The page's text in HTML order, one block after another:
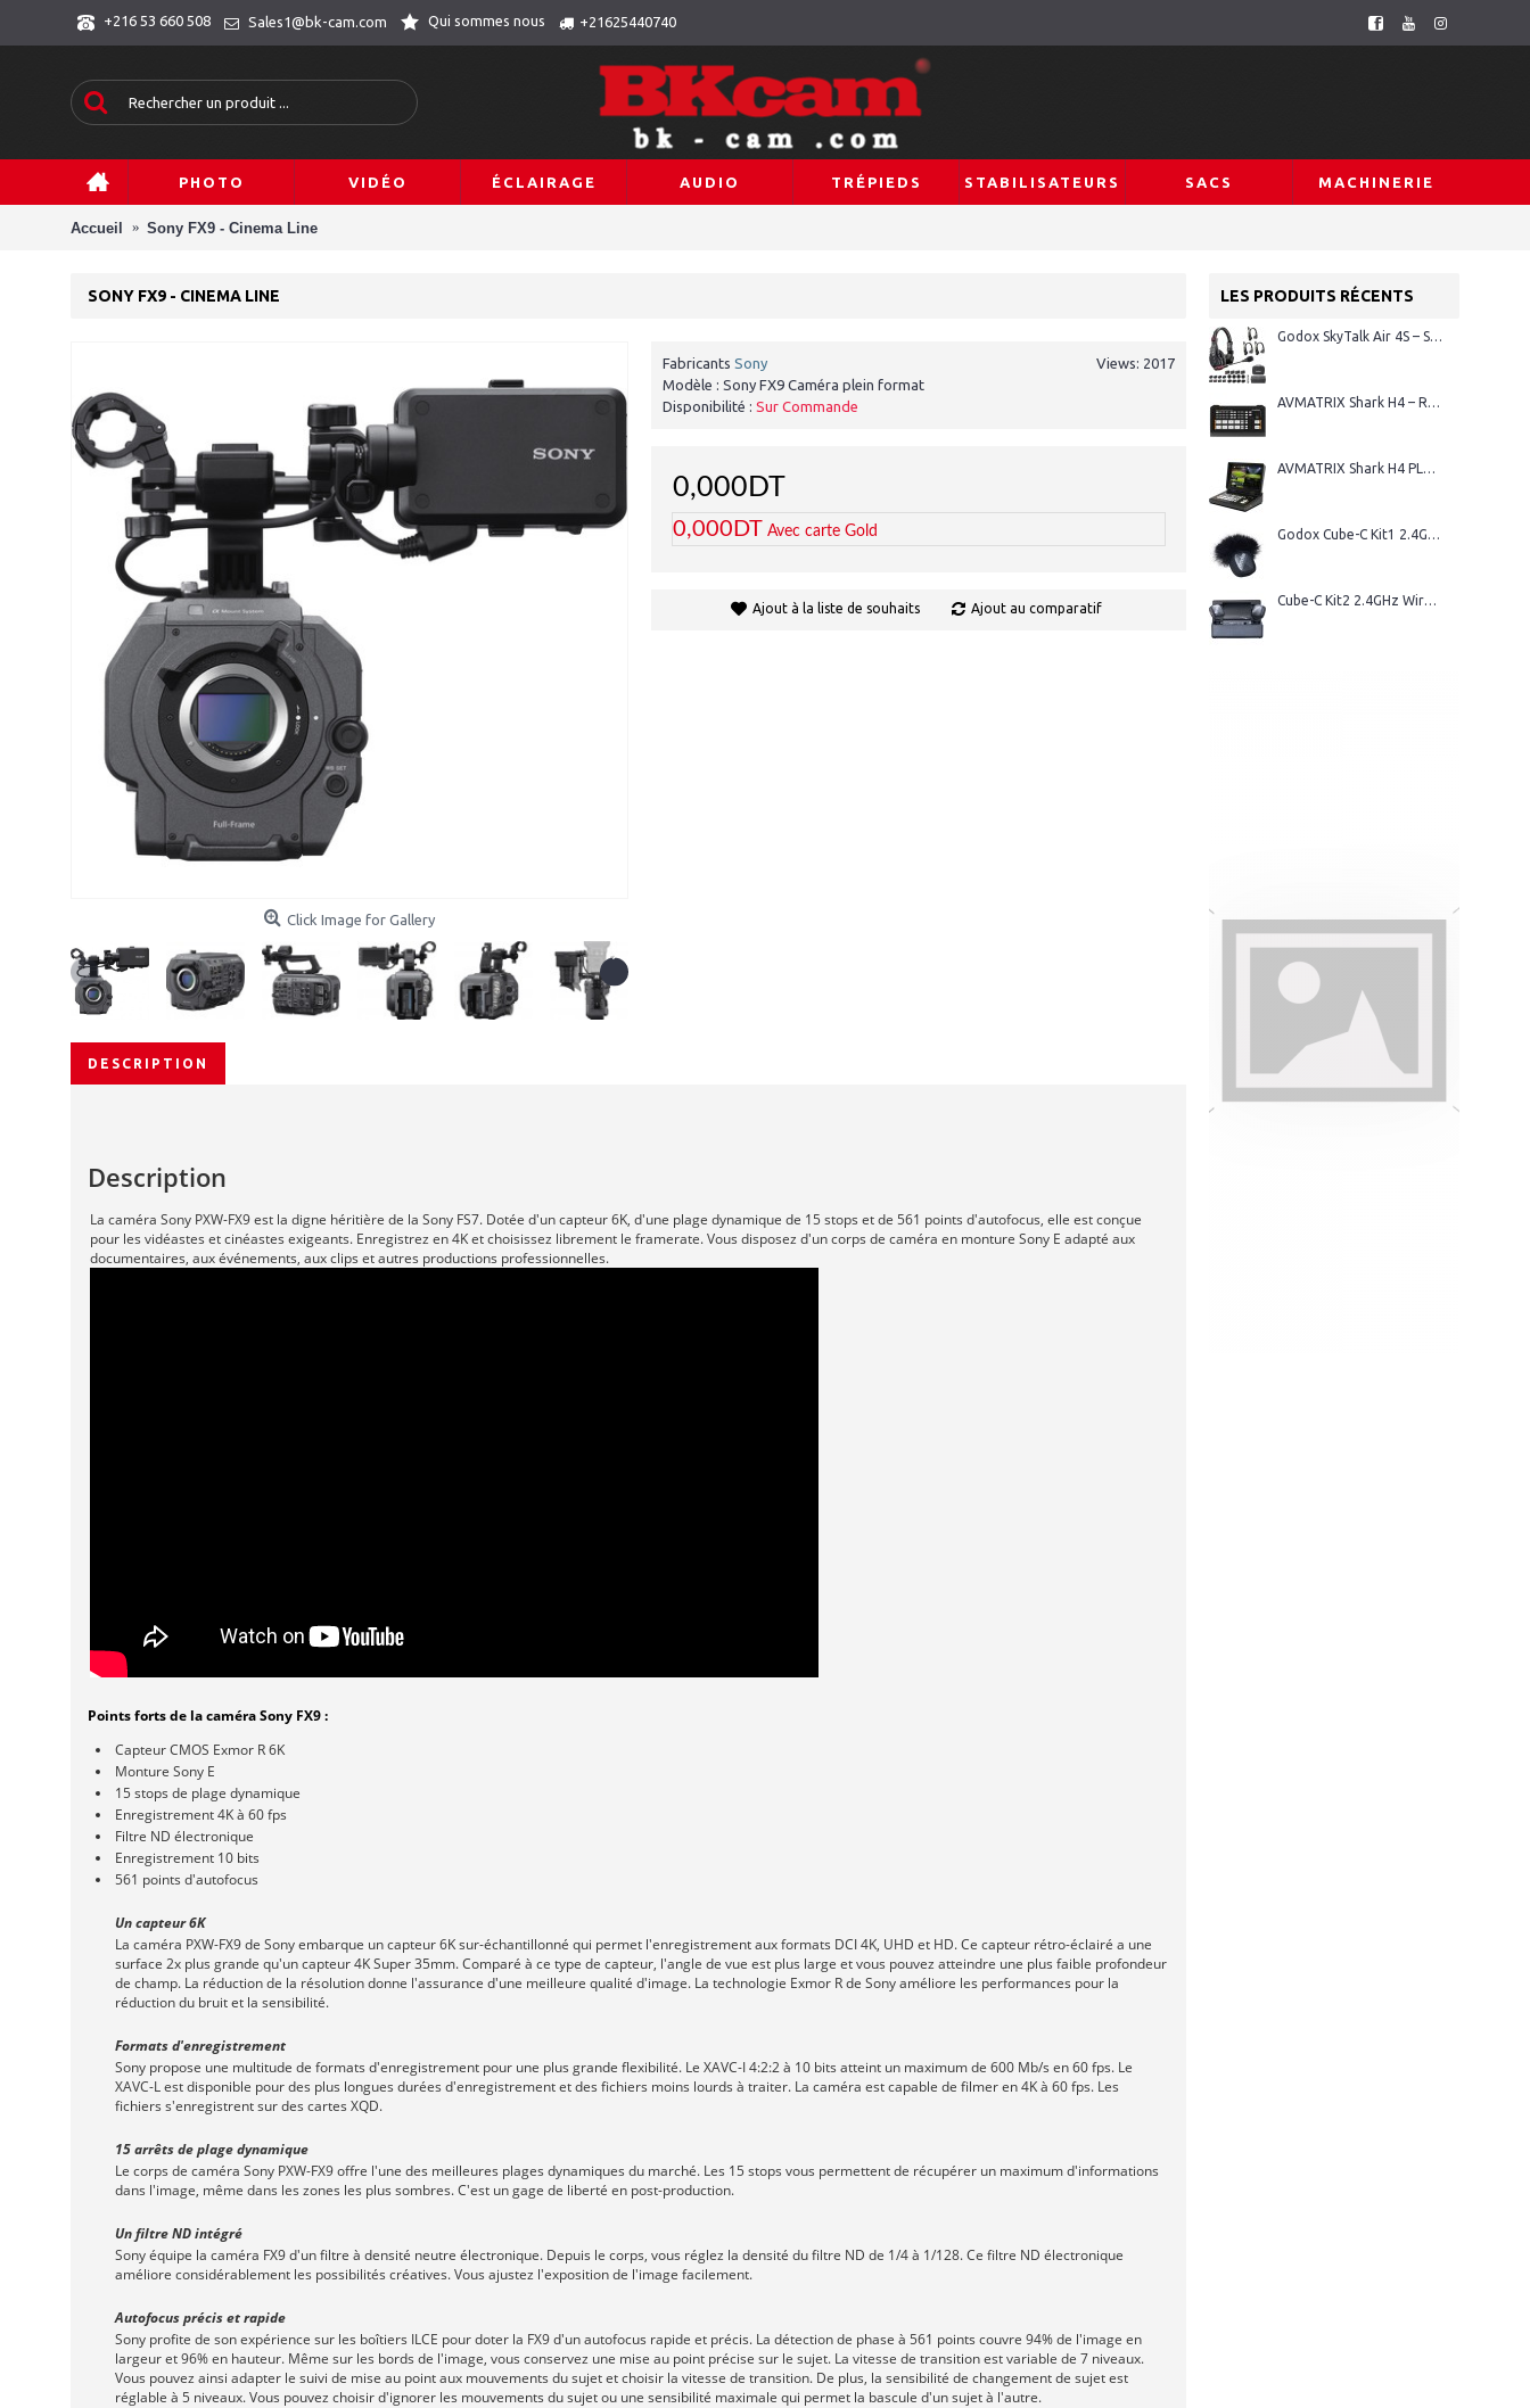
+216 53 660 508 Sales1@bk-cam.com Qui sommes nous +21625440740
PHOTO VIDÉO ÉCLAIRAGE AUDIO TRÉPIEDS STABILISATEURS SACS MACHINERIE
Accueil Sony FX9 - Cinema Line
LES PRODUITS RÉCENTS
Godox SkyTalk Air 4S – Système d’intercom sans fil Full-Duplex
AVMATRIX Shark H4 – Régie vidéo HDMI 4 canaux
AVMATRIX Shark H4 PLUS – Régie vidéo HDMI 4 canaux
Godox Cube-C Kit1 2.4GHz Wireless Microphone
Cube-C Kit2 2.4GHz Wireless Microphone
SONY FX9 - CINEMA LINE
Click Image for Gallery
Views: 2017
Fabricants Sony
Modèle : Sony FX9 Caméra plein format
Disponibilité : Sur Commande
0,000DT
0,000DT Avec carte Gold
Ajout à la liste de souhaits Ajout au comparatif
DESCRIPTION
Description
La caméra Sony PXW-FX9 est la digne héritière de la Sony FS7. Dotée d'un capteur 6K, d'une plage dynamique de 15 stops et de 561 points d'autofocus, elle est conçue
pour les vidéastes et cinéastes exigeants. Enregistrez en 4K et choisissez librement le framerate. Vous disposez d'un corps de caméra en monture Sony E adapté aux
documentaires, aux événements, aux clips et autres productions professionnelles.
Points forts de la caméra Sony FX9 :
Capteur CMOS Exmor R 6K
Monture Sony E
15 stops de plage dynamique
Enregistrement 4K à 60 fps
Filtre ND électronique
Enregistrement 10 bits
561 points d'autofocus
Un capteur 6K
La caméra PXW-FX9 de Sony embarque un capteur 6K sur-échantillonné qui permet l'enregistrement aux formats DCI 4K, UHD et HD. Ce capteur rétro-éclairé a une
surface 2x plus grande qu'un capteur 4K Super 35mm. Comparé à ce type de capteur, l'angle de vue est plus large et vous pouvez atteindre une plus faible profondeur
de champ. La réduction de la résolution donne l'assurance d'une meilleure qualité d'image. La technologie Exmor R de Sony améliore les performances pour la
réduction du bruit et la sensibilité.
Formats d'enregistrement
Sony propose une multitude de formats d'enregistrement pour une plus grande flexibilité. Le XAVC-I 4:2:2 à 10 bits atteint un maximum de 600 Mb/s en 60 fps. Le
XAVC-L est disponible pour des plus longues durées d'enregistrement et des fichiers moins lourds à traiter. La caméra est capable de filmer en 4K à 60 fps. Les
fichiers s'enregistrent sur des cartes XQD.
15 arrêts de plage dynamique
Le corps de caméra Sony PXW-FX9 offre l'une des meilleures plages dynamiques du marché. Les 15 stops vous permettent de récupérer un maximum d'informations
dans l'image, même dans les zones les plus sombres. C'est un gage de liberté en post-production.
Un filtre ND intégré
Sony équipe la caméra FX9 d'un filtre à densité neutre électronique. Depuis le corps, vous réglez la densité du filtre ND de 1/4 à 1/128. Ce filtre ND électronique
améliore considérablement les possibilités créatives. Vous ajustez l'exposition de l'image facilement.
Autofocus précis et rapide
Sony profite de son expérience sur les boîtiers ILCE pour doter la FX9 d'un autofocus rapide et précis. La détection de phase à 561 points couvre 94% de l'image en
largeur et 96% en hauteur. Même sur les bords de l'image, vous conservez une mise au point précise sur le sujet. La vitesse de transition est variable de 7 niveaux.
Vous pouvez ainsi adapter le suivi de mise au point aux mouvements du sujet et choisir la vitesse de transition. De plus, la sensibilité de changement de sujet est
réglable à 5 niveaux. Vous pouvez choisir d'ignorer les mouvements du sujet ou une sensibilité maximale qui permet la bascule d'un sujet à l'autre.